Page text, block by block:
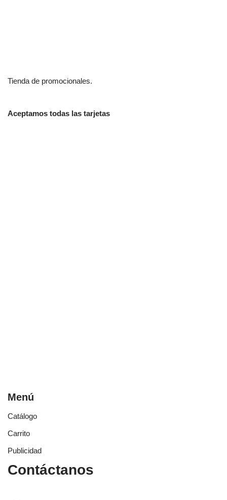
Tienda de promocionales.
Aceptamos todas las tarjetas
Menú
Catálogo
Carrito
Publicidad
Contáctanos